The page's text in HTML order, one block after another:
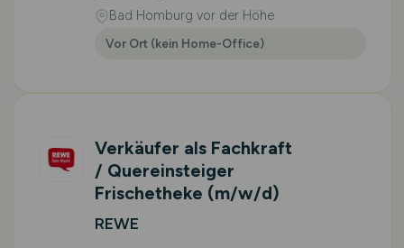
Bad Homburg vor der Höhe
Vor Ort (kein Home-Office)
Verkäufer als Fachkraft
/ Quereinsteiger
Frischetheke (m/w/d)
REWE